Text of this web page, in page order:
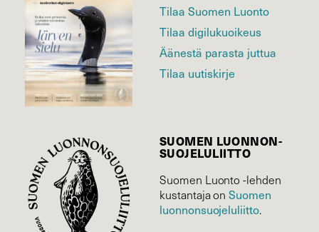
Tilaa Suomen Luonto
Tilaa digilukuoikeus
Äänestä parasta juttua
Tilaa uutiskirje
SUOMEN LUONNON­
SUOJELU­LIITTO
Suomen Luonto -lehden
kustantaja onSuomen
luonnonsuojelu­liitto.